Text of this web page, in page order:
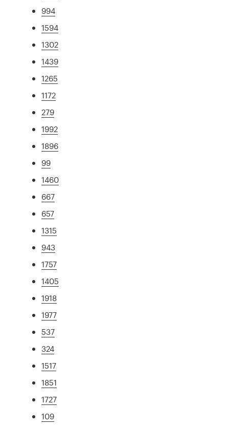
994
1594
1302
1439
1265
1172
279
1992
1896
99
1460
667
657
1315
943
1757
1405
1918
1977
537
324
1517
1851
1727
109